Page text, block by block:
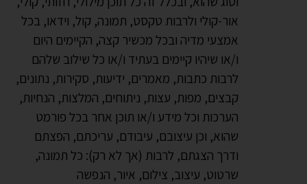
אור-קולי ולרבות טקסט, תמונה, קול, וידאו, בכל
אמצעי מדיה ובכל מכשיר קצה, הקיימים היום
ו/או שיהיו קיימים בעתיד ו/או כל שילוב שלהם
לרבות כתבות, מאמרים, ידיעות, סקירות, נתונים,
קבצים, מפות, עצות, ניתוחים, המלצות, הנחיות,
הערכות וכל מידע ו/או תוכן אחר בכל פורמט
שהוא, וכן עיצובם, עיבודם, עריכתם, הפצתם
ודרך הצגתם, לרבות (אך לא רק): כל תמונה,
שרטוט, עיצוב, צילום, איור, הנפשה